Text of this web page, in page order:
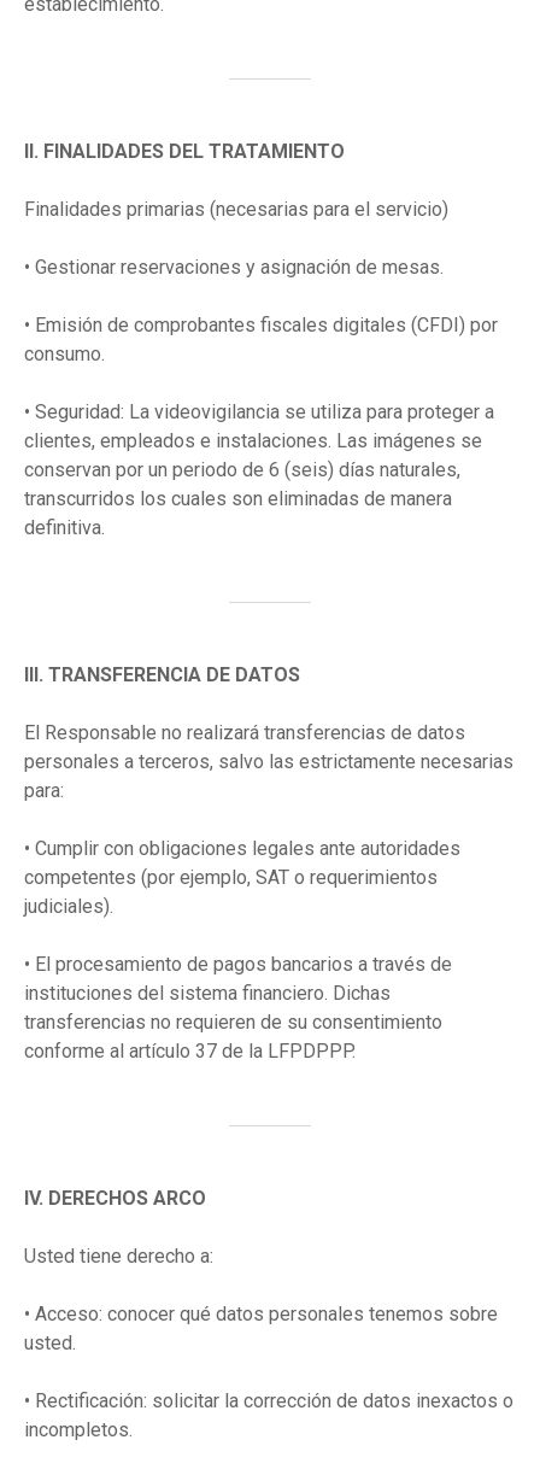
II. FINALIDADES DEL TRATAMIENTO
Finalidades primarias (necesarias para el servicio)
• Gestionar reservaciones y asignación de mesas.
• Emisión de comprobantes fiscales digitales (CFDI) por
consumo.
• Seguridad: La videovigilancia se utiliza para proteger a
clientes, empleados e instalaciones. Las imágenes se
conservan por un periodo de 6 (seis) días naturales,
transcurridos los cuales son eliminadas de manera
definitiva.
III. TRANSFERENCIA DE DATOS
El Responsable no realizará transferencias de datos
personales a terceros, salvo las estrictamente necesarias
para:
• Cumplir con obligaciones legales ante autoridades
competentes (por ejemplo, SAT o requerimientos
judiciales).
• El procesamiento de pagos bancarios a través de
instituciones del sistema financiero. Dichas
transferencias no requieren de su consentimiento
conforme al artículo 37 de la LFPDPPP.
IV. DERECHOS ARCO
Usted tiene derecho a:
• Acceso: conocer qué datos personales tenemos sobre
usted.
• Rectificación: solicitar la corrección de datos inexactos o
incompletos.